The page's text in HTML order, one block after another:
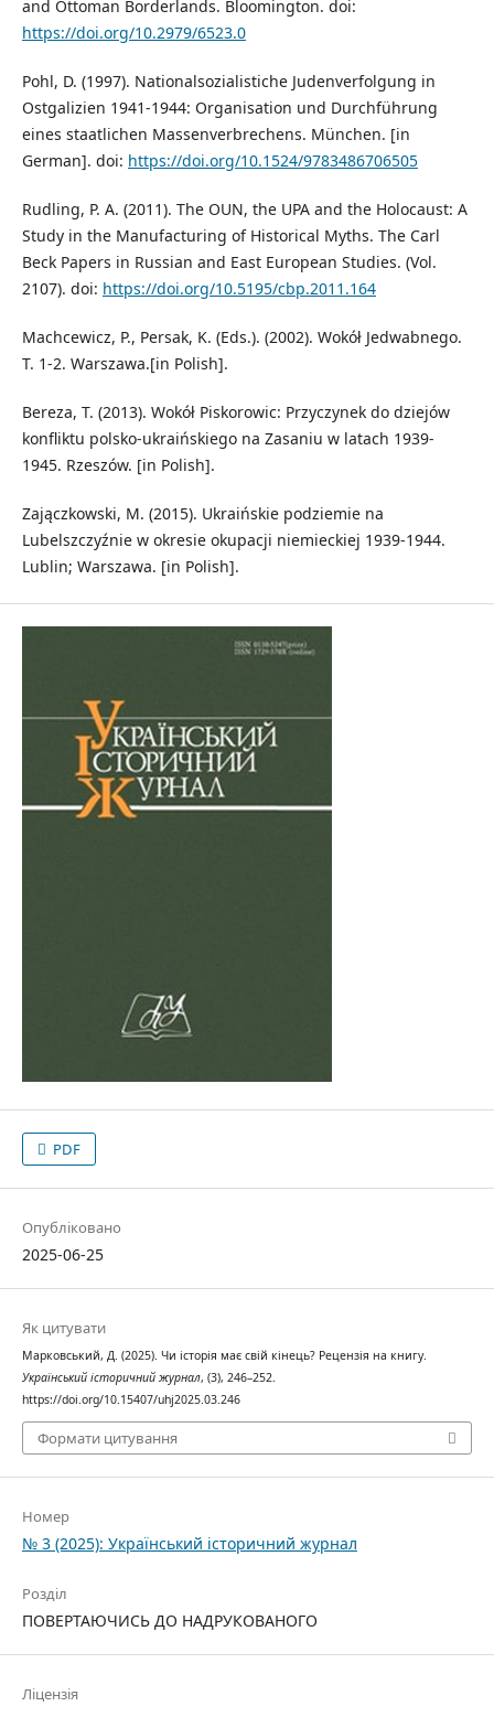
and Ottoman Borderlands. Bloomington. doi:
https://doi.org/10.2979/6523.0
Pohl, D. (1997). Nationalsozialistiche Judenverfolgung in
Ostgalizien 1941-1944: Organisation und Durchführung
eines staatlichen Massenverbrechens. München. [in
German]. doi: https://doi.org/10.1524/9783486706505
Rudling, P. A. (2011). The OUN, the UPA and the Holocaust: A
Study in the Manufacturing of Historical Myths. The Carl
Beck Papers in Russian and East European Studies. (Vol.
2107). doi: https://doi.org/10.5195/cbp.2011.164
Machcewicz, P., Persak, K. (Eds.). (2002). Wokół Jedwabnego.
T. 1-2. Warszawa.[in Polish].
Bereza, T. (2013). Wokół Piskorowic: Przyczynek do dziejów
konfliktu polsko-ukraińskiego na Zasaniu w latach 1939-
1945. Rzeszów. [in Polish].
Zajączkowski, M. (2015). Ukraińskie podziemie na
Lubelszczyźnie w okresie okupacji niemieckiej 1939-1944.
Lublin; Warszawa. [in Polish].
PDF
Опубліковано
2025-06-25
Як цитувати
Марковський, Д. (2025). Чи історія має свій кінець? Рецензія на книгу.
Український історичний журнал, (3), 246–252.
https://doi.org/10.15407/uhj2025.03.246
Формати цитування
Номер
№ 3 (2025): Український історичний журнал
Розділ
ПОВЕРТАЮЧИСЬ ДО НАДРУКОВАНОГО
Ліцензія